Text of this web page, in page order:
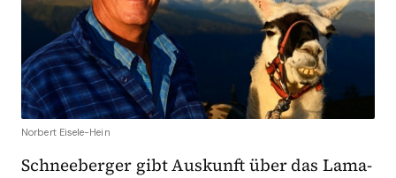
Norbert Eisele-Hein
Schneeberger gibt Auskunft über das Lama-